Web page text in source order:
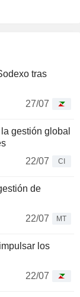
tras
27/07
gestión global
22/07
CI
de
22/07
MT
los
22/07